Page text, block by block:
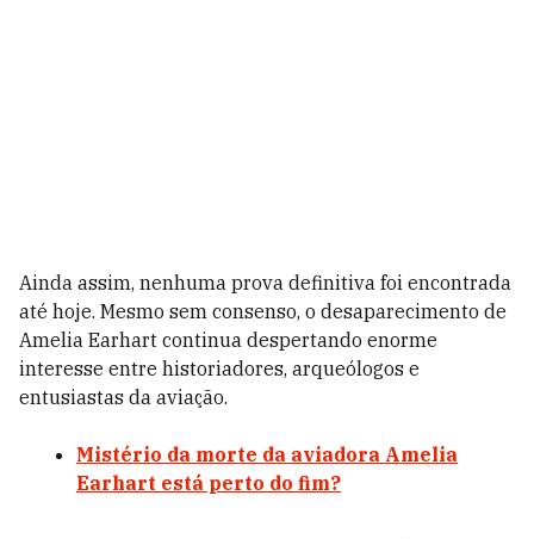
Ainda assim, nenhuma prova definitiva foi encontrada
até hoje. Mesmo sem consenso, o desaparecimento de
Amelia Earhart continua despertando enorme
interesse entre historiadores, arqueólogos e
entusiastas da aviação.
Mistério da morte da aviadora Amelia
Earhart está perto do fim?